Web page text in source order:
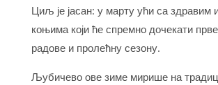
Циљ је јасан: у марту ући са здравим
коњима који ће спремно дочекати прве
радове и пролећну сезону.
​Љубичево ове зиме мирише на